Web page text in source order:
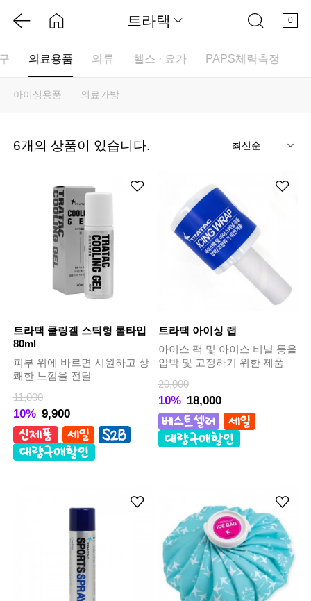
0
트라택
의료용품 의류 헬스 · 요가 PAPS체력측정
아이싱용품 의료가방
6개의 상품이 있습니다.
트라택 쿨링겔 스틱형 롤타입
80ml
피부 위에 바르면 시원하고 상
쾌한 느낌을 전달
11,000
10% 9,900
트라택 아이싱 랩
아이스 팩 및 아이스 비닐 등을
압박 및 고정하기 위한 제품
20,000
10% 18,000